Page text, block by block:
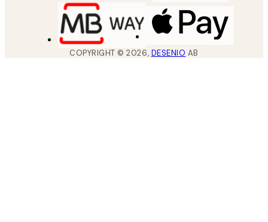
COPYRIGHT ©2026, DESENIO AB